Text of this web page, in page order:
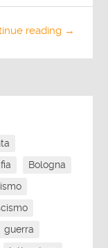
reading →
Bologna
guerra